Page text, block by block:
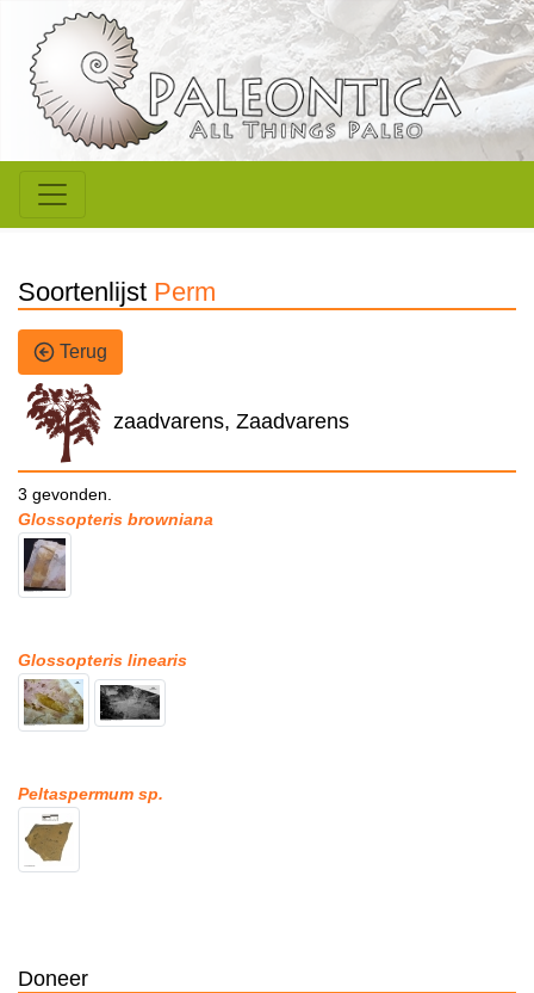
Soortenlijst Perm
Terug
zaadvarens, Zaadvarens
3 gevonden.
Glossopteris browniana
Glossopteris linearis
Peltaspermum sp.
Doneer